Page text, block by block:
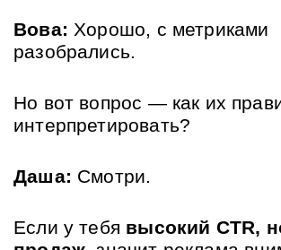
Вова: Хорошо, с метриками
разобрались.
Но вот вопрос — как их
интерпретировать?
Даша: Смотри.
Если у тебя высокий CTR,